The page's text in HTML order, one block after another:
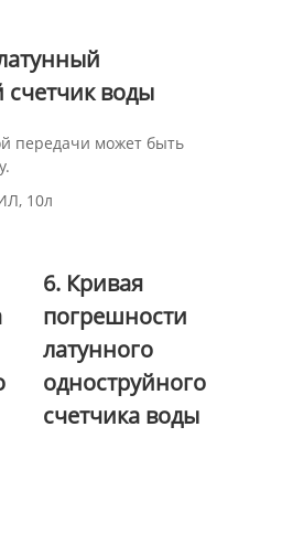
воды
передачи может быть
10л
6. Кривая
погрешности
латунного
одноструйного
счетчика воды